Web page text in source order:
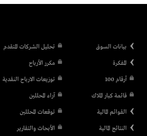
بيانات السوق
المفكرة
أرقام 100
قائمة كبار الملاك
القوائم المالية
النتائج المالية
تحليل الشركات المتقدم
مكرر الأرباح
توزيعات الارباح النقدية
آراء المحللين
توقعات المحللين
الأبحاث والتقارير